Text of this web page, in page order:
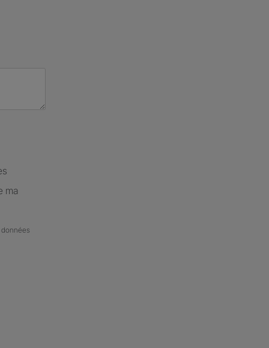
ma